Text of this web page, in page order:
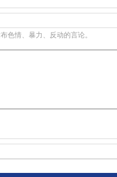
色情、暴力、反动的言论。